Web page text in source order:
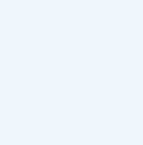
(&)で取得し、 // ポイン